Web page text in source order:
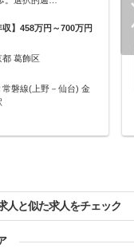
収】458万円～700万円
都 葛飾区
常磐線(上野－仙台) 金
人と似た求人をチェック